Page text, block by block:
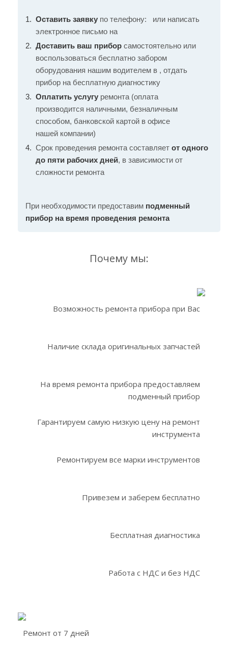
Оставить заявку по телефону:
или написать
электронное письмо на
Доставить ваш прибор самостоятельно или
воспользоваться бесплатно забором
оборудования нашим водителем в , отдать
прибор на бесплатную диагностику
Оплатить услугу ремонта (оплата
производится наличными, безналичным
способом, банковской картой в офисе
нашей компании)
Срок проведения ремонта составляет от одного
до пяти рабочих дней, в зависимости от
сложности ремонта
При необходимости предоставим подменный
прибор на время проведения ремонта
Почему мы:
Возможность ремонта прибора при Вас
Наличие склада оригинальных запчастей
На время ремонта прибора предоставляем
подменный прибор
Гарантируем самую низкую цену на ремонт
инструмента
Ремонтируем все марки инструментов
Привезем и заберем бесплатно
Бесплатная диагностика
Работа с НДС и без НДС
Ремонт от 7 дней